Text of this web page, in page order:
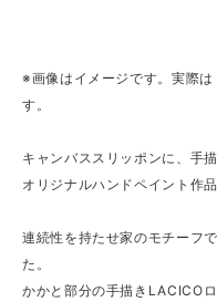
※画像はイメージです。実際
す。
キャンバススリッポンに、手
オリジナルハンドペイント作品
連続性を持たせ家のモチーフ
た。
かかと部分の手描きLACICO